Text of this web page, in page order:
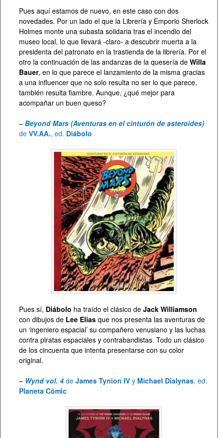
Pues aquí estamos de nuevo, en este caso con dos
novedades. Por un lado el que la Librería y Emporio Sherlock
Holmes monte una subasta solidaria tras el incendio del
museo local, lo que llevará -claro- a descubrir muerta a la
presidenta del patronato en la trastienda de la librería. Por el
otro la continuación de las andanzas de la quesería de Willa
Bauer, en lo que parece el lanzamiento de la misma gracias
a una influencer que no solo resulta no ser lo que parece,
también resulta fiambre. Aunque, ¿qué mejor para
acompañar un buen queso?
– Beyond Mars (Aventuras en el cinturón de asteroides)
de VV.AA., ed. Diábolo
Pues sí, Diábolo ha traído el clásico de Jack Williamson
con dibujos de Lee Elias que nos presenta las aventuras de
un ‘ingeniero espacial’ su compañero venusiano y las luchas
contra piratas espaciales y contrabandistas. Todo un clásico
de los cincuenta que intenta presentarse con su color
original.
– Wynd vol. 4 de James Tynion IV y Michael Dialynas, ed.
Planeta Cómic